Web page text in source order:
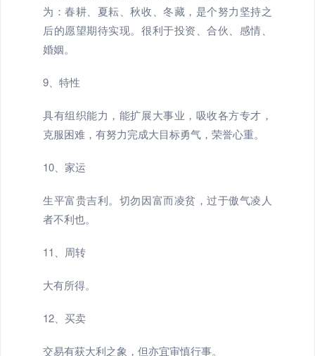
为：春耕、夏耘、秋收、冬藏，是个努力坚持之
后的愿望期待实现。很利于投资、合伙、感情、
婚姻。
9、特性
具有组织能力，能扩展大事业，吸收各方专才，
克服困难，有努力完成大目标勇气，荣誉心重。
10、家运
生平富贵吉利。切勿因富而凌贫，过于傲气凌人
者不利也。
11、周转
大有所得。
12、买卖
交易有获大利之象，但亦宜审慎行事。